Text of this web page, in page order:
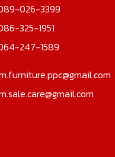
026-3399
325-1951
247-1589